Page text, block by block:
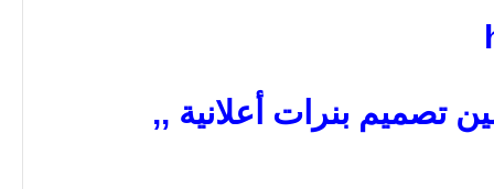
تصميم بنرات أعلانية ,,